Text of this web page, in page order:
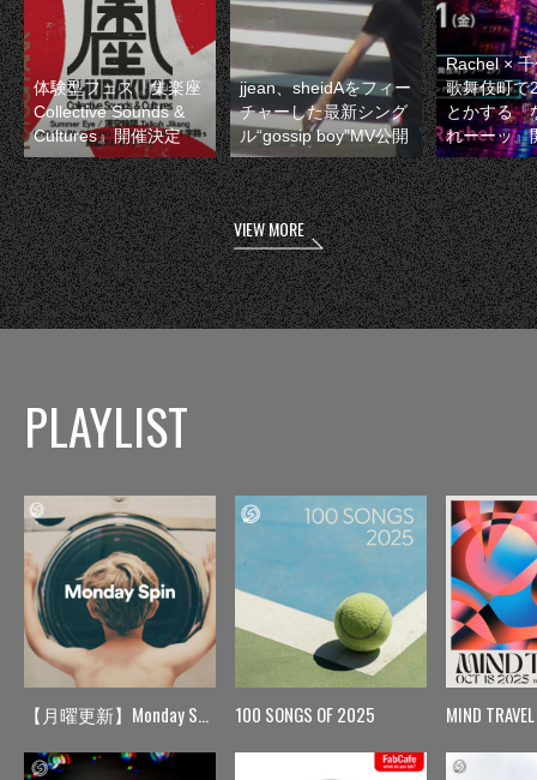
体験型フェス『集楽座
Collective Sounds &
Cultures』開催決定
jjean、sheidAをフィー
チャーした最新シング
ル“gossip boy”MV公開
Rachel ×
歌舞伎町で
とかする『
れーーッ』
VIEW MORE
PLAYLIST
【月曜更新】Monday Spin 100 SONGS OF 2025 MIND TRAVEL